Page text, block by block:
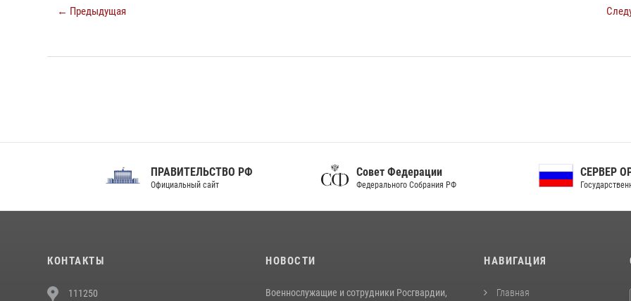
← Предыдущая
ПРАВИТЕЛЬСТВО РФ
Официальный сайт
Совет Федерации
Федерального Собрания РФ
СЕРВЕР ОРГАНОВ
Государственной власти РФ
КОНТАКТЫ
111250
НОВОСТИ
Военнослужащие и сотрудники Росгвардии,
НАВИГАЦИЯ
Главная